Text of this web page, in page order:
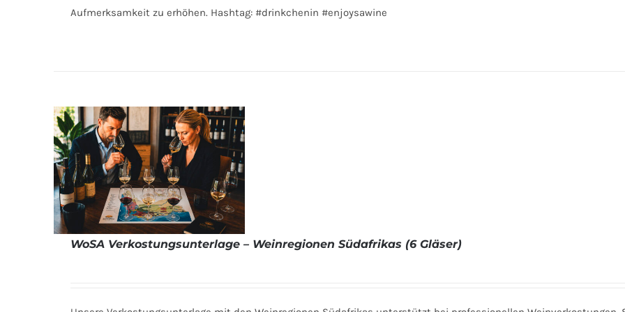
Aufmerksamkeit zu erhöhen. Hashtag: #drinkchenin #enjoysawine
WoSA Verkostungsunterlage – Weinregionen Südafrikas (6 Gläser)